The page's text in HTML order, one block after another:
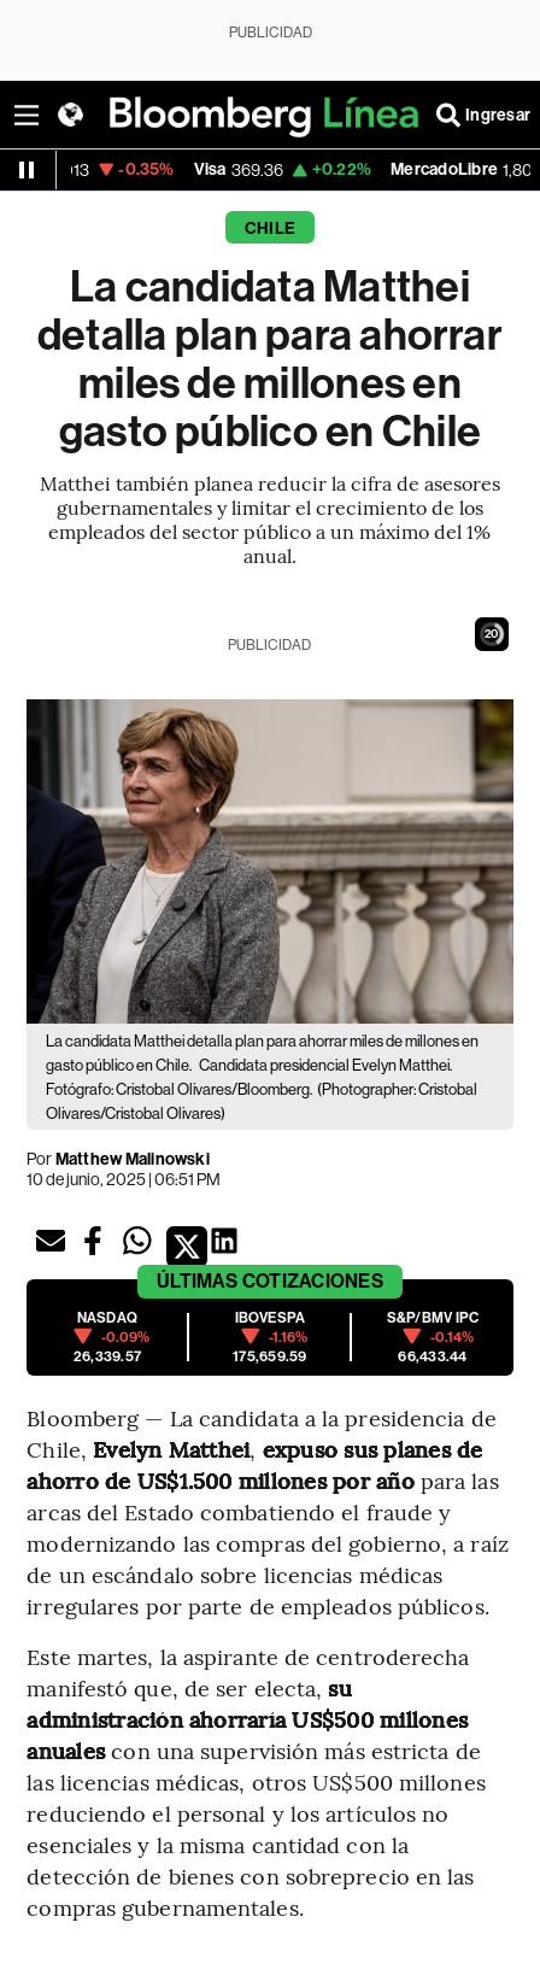
PUBLICIDAD
Ingresar
-0.35% Visa 369.36 +0.22% MercadoLibre 1,808.345 -
CHILE
La candidata Matthei
detalla plan para ahorrar
miles de millones en
gasto público en Chile
Matthei también planea reducir la cifra de asesores
gubernamentales y limitar el crecimiento de los
empleados del sector público a un máximo del 1%
anual.
19
PUBLICIDAD
La candidata Matthei detalla plan para ahorrar miles de millones en
gasto público en Chile. Candidata presidencial Evelyn Matthei.
Fotógrafo: Cristobal Olivares/Bloomberg. (Photographer: Cristobal
Olivares/Cristobal Olivares)
PorMatthew Malinowski
10 de junio, 2025 | 06:51 PM
ÚLTIMAS COTIZACIONES
NASDAQ
-0.09%
26,339.57
IBOVESPA
-1.16%
175,659.59
S&P/BMV IPC
-0.14%
66,433.44
Bloomberg — La candidata a la presidencia de
Chile, Evelyn Matthei, expuso sus planes de
ahorro de US$1.500 millones por añopara las
arcas del Estado combatiendo el fraude y
modernizando las compras del gobierno, a raíz
de un escándalo sobre licencias médicas
irregulares por parte de empleados públicos.
Este martes, la aspirante de centroderecha
manifestó que, de ser electa,su
administración ahorraría US$500 millones
anualescon una supervisión más estricta de
las licencias médicas, otros US$500 millones
reduciendo el personal y los artículos no
esenciales y la misma cantidad con la
detección de bienes con sobreprecio en las
compras gubernamentales.